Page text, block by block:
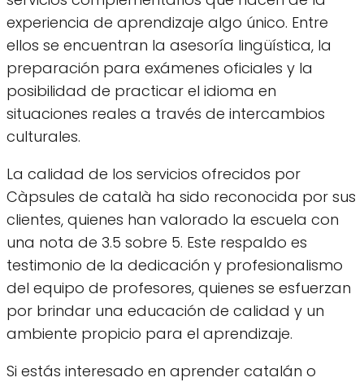
experiencia de aprendizaje algo único. Entre
ellos se encuentran la asesoría lingüística, la
preparación para exámenes oficiales y la
posibilidad de practicar el idioma en
situaciones reales a través de intercambios
culturales.
La calidad de los servicios ofrecidos por
Càpsules de català ha sido reconocida por sus
clientes, quienes han valorado la escuela con
una nota de 3.5 sobre 5. Este respaldo es
testimonio de la dedicación y profesionalismo
del equipo de profesores, quienes se esfuerzan
por brindar una educación de calidad y un
ambiente propicio para el aprendizaje.
Si estás interesado en aprender catalán o